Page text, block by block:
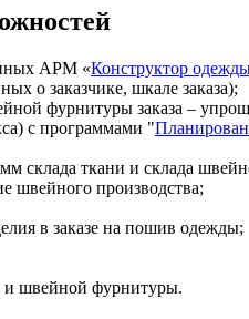
АРМ «Конструктор
о заказчике, шкале заказа);
фурнитуры заказа –
с программами "
склада ткани и склада
швейного производства;
в заказе на пошив одежды;
и швейной фурнитуры.